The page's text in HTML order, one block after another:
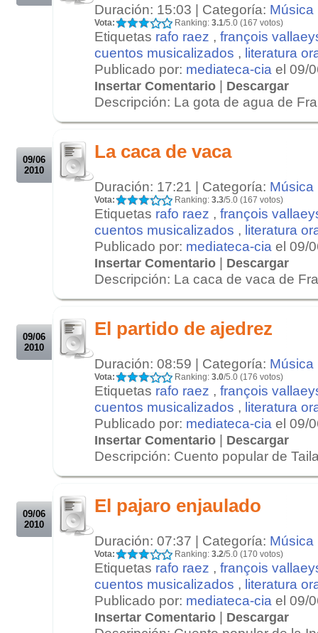
Duración: 15:03 | Categoría: Música
Vota: Ranking: 3.1/5.0 (167 votos)
Etiquetas rafo raez , françois
cuentos musicalizados , literatura
Publicado por: mediateca-cia el 09/
Insertar Comentario | Descargar
Descripción: La gota de agua de
09/06
2010
La caca de vaca
Duración: 17:21 | Categoría: Música
Vota: Ranking: 3.3/5.0 (167 votos)
Etiquetas rafo raez , françois
cuentos musicalizados , literatura
Publicado por: mediateca-cia el 09/
Insertar Comentario | Descargar
Descripción: La caca de vaca de
09/06
2010
El partido de ajedrez
Duración: 08:59 | Categoría: Música
Vota: Ranking: 3.0/5.0 (176 votos)
Etiquetas rafo raez , françois
cuentos musicalizados , literatura
Publicado por: mediateca-cia el 09/
Insertar Comentario | Descargar
Descripción: Cuento popular de
09/06
2010
El pajaro enjaulado
Duración: 07:37 | Categoría: Música
Vota: Ranking: 3.2/5.0 (170 votos)
Etiquetas rafo raez , françois
cuentos musicalizados , literatura
Publicado por: mediateca-cia el 09/
Insertar Comentario | Descargar